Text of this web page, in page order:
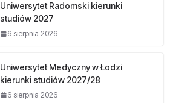
Uniwersytet Radomski kierunki
studiów 2027
6 sierpnia 2026
Uniwersytet Medyczny w Łodzi
kierunki studiów 2027/28
6 sierpnia 2026